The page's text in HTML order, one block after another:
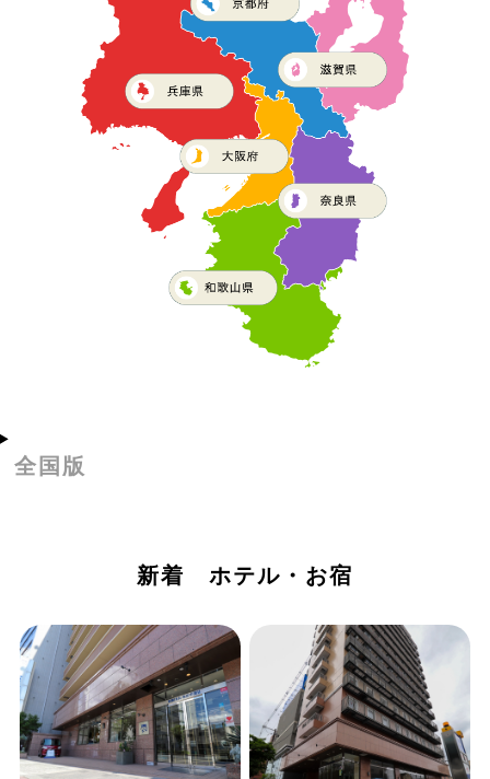
全国版
新着 ホテル・お宿